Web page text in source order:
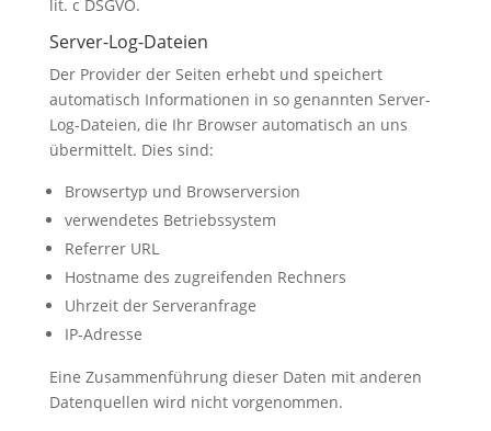
lit. c DSGVO.
Server-Log-Dateien
Der Provider der Seiten erhebt und speichert
automatisch Informationen in so genannten Server-
Log-Dateien, die Ihr Browser automatisch an uns
übermittelt. Dies sind:
Browsertyp und Browserversion
verwendetes Betriebssystem
Referrer URL
Hostname des zugreifenden Rechners
Uhrzeit der Serveranfrage
IP-Adresse
Eine Zusammenführung dieser Daten mit anderen
Datenquellen wird nicht vorgenommen.